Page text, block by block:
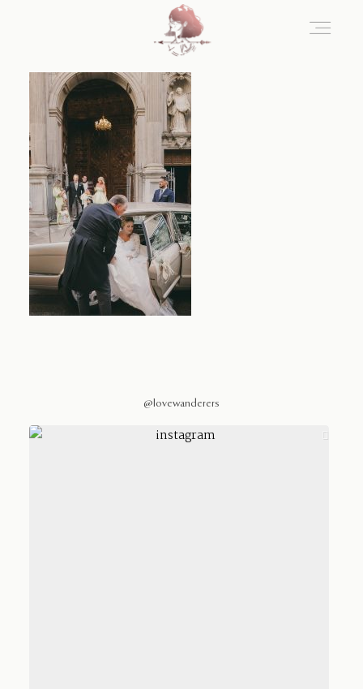
@lovewanderers
Home
Blog
Sobre Nosotros
Contacto